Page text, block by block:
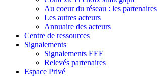
Au coeur du réseau : les
Les autres acteurs
Annuaire des acteurs
Centre de ressources
Signalements
Signalements EEE
Relevés partenaires
Espace Privé